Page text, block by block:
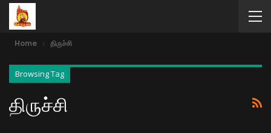
Home திருச்சி
Browsing Tag
திருச்சி